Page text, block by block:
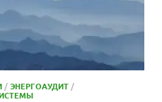
/ЭНЕРГОАУДИТ/